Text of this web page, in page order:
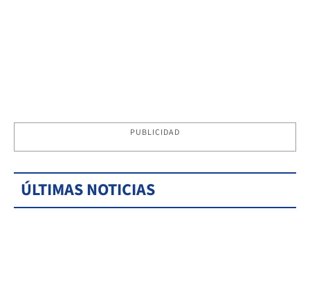
PUBLICIDAD
ÚLTIMAS NOTICIAS